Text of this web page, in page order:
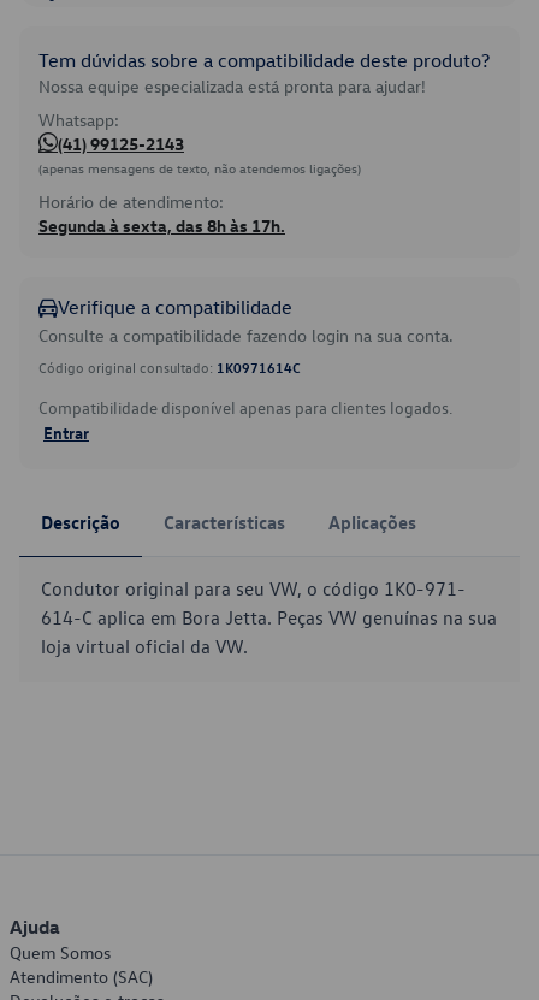
Tem dúvidas sobre a compatibilidade deste produto?
Nossa equipe especializada está pronta para ajudar!
Whatsapp:
(41) 99125-2143
(apenas mensagens de texto, não atendemos ligações)
Horário de atendimento:
Segunda à sexta, das 8h às 17h.
Verifique a compatibilidade
Consulte a compatibilidade fazendo login na sua conta.
Código original consultado: 1K0971614C
Compatibilidade disponível apenas para clientes logados.
Entrar
Descrição Características Aplicações
Condutor original para seu VW, o código 1K0-971-
614-C aplica em Bora Jetta. Peças VW genuínas na sua
loja virtual oficial da VW.
Ajuda
Quem Somos
Atendimento (SAC)